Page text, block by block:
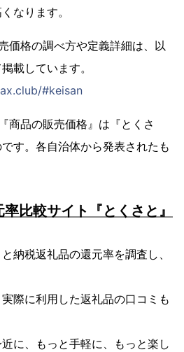
なります。
価格の調べ方や定義詳細は、以
載しています。
#keisan
商品の販売価格』は『とくさ
す。各自治体から発表されたも
比較サイト『とくさと』
納税返礼品の還元率を調査し、
際に利用した返礼品の口コミも
に、もっと手軽に、もっと楽し